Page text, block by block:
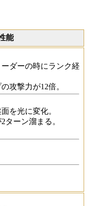
能
ダーの時にランク経
攻撃力が12倍。
を光に変化。
ターン溜まる。